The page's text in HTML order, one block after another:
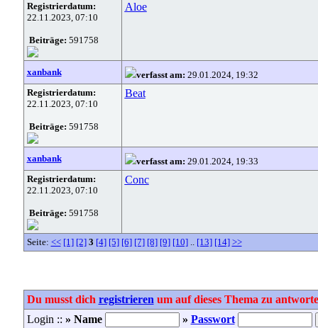
Registrierdatum:
22.11.2023, 07:10
Beiträge: 591758
Aloe
xanbank verfasst am: 29.01.2024, 19:32
Registrierdatum:
22.11.2023, 07:10
Beiträge: 591758
Beat
xanbank verfasst am: 29.01.2024, 19:33
Registrierdatum:
22.11.2023, 07:10
Beiträge: 591758
Conc
Seite: << [1] [2] 3 [4] [5] [6] [7] [8] [9] [10].. [13] [14] >>
Du musst dich registrieren um auf dieses Thema zu
Login :: » Name » Passwort